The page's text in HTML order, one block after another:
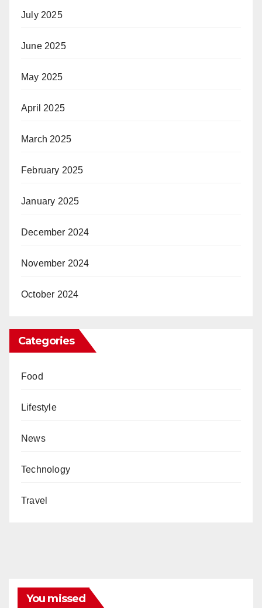
July 2025
June 2025
May 2025
April 2025
March 2025
February 2025
January 2025
December 2024
November 2024
October 2024
Categories
Food
Lifestyle
News
Technology
Travel
You missed